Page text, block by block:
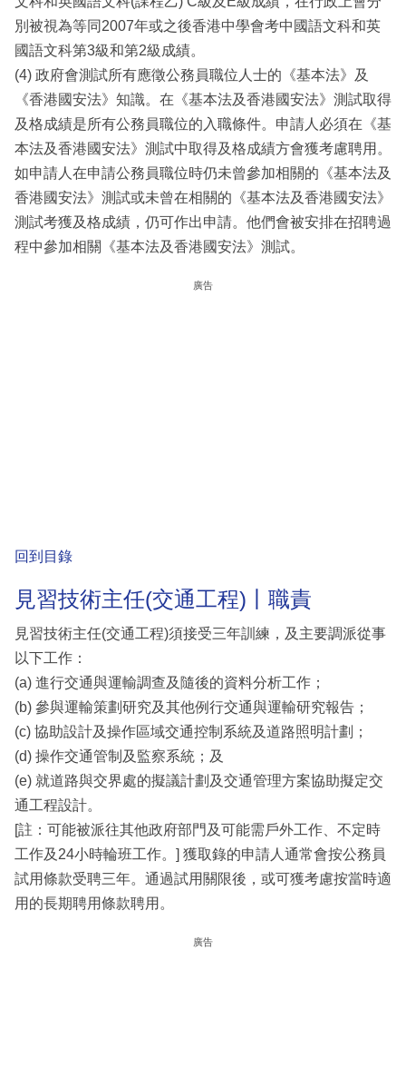
別被視為等同2007年或之後香港中學會考中國語文科和英
國語文科第3級和第2級成績。
(4) 政府會測試所有應徵公務員職位人士的《基本法》及
《香港國安法》知識。在《基本法及香港國安法》測試取得
及格成績是所有公務員職位的入職條件。申請人必須在《基
本法及香港國安法》測試中取得及格成績方會獲考慮聘用。
如申請人在申請公務員職位時仍未曾參加相關的《基本法及
香港國安法》測試或未曾在相關的《基本法及香港國安法》
測試考獲及格成績，仍可作出申請。他們會被安排在招聘過
程中參加相關《基本法及香港國安法》測試。
廣告
回到目錄
見習技術主任(交通工程)丨職責
見習技術主任(交通工程)須接受三年訓練，及主要調派從事
以下工作：
(a) 進行交通與運輸調查及隨後的資料分析工作；
(b) 參與運輸策劃研究及其他例行交通與運輸研究報告；
(c) 協助設計及操作區域交通控制系統及道路照明計劃；
(d) 操作交通管制及監察系統；及
(e) 就道路與交界處的擬議計劃及交通管理方案協助擬定交
通工程設計。
[註：可能被派往其他政府部門及可能需戶外工作、不定時
工作及24小時輪班工作。] 獲取錄的申請人通常會按公務員
試用條款受聘三年。通過試用關限後，或可獲考慮按當時適
用的長期聘用條款聘用。
廣告